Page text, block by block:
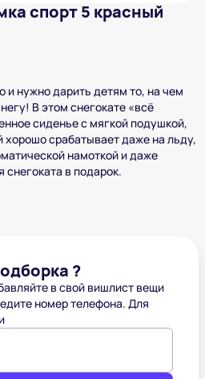
спорт 5 красный
и нужно дарить детям то, на чем
В этом снегокате «всё
сиденье с мягкой подушкой,
хорошо срабатывает даже на льду,
намоткой и даже
снегоката в подарок.
?
в свой вишлист вещи
номер телефона. Для